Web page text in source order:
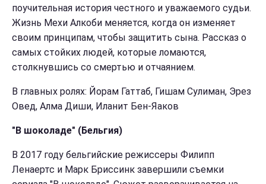
поучительная история честного и уважаемого судьи.
Жизнь Мехи Алкоби меняется, когда он изменяет
своим принципам, чтобы защитить сына. Рассказ о
самых стойких людей, которые ломаются,
столкнувшись со смертью и отчаянием.
В главных ролях: Йорам Гаттаб, Гишам Сулиман, Эрез
Овед, Алма Диши, Иланит Бен-Яаков
"В шоколаде" (Бельгия)
В 2017 году бельгийские режиссеры Филипп
Ленаертс и Марк Бриссинк завершили съемки